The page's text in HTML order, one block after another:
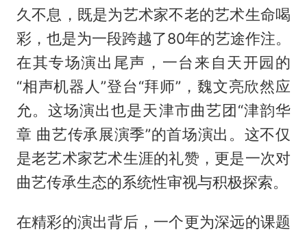
久不息，既是为艺术家不老的艺术生命喝
彩，也是为一段跨越了80年的艺途作注。
在其专场演出尾声，一台来自天开园的
“相声机器人”登台“拜师”，魏文亮欣然应
允。这场演出也是天津市曲艺团“津韵华
章 曲艺传承展演季”的首场演出。这不仅
是老艺术家艺术生涯的礼赞，更是一次对
曲艺传承生态的系统性审视与积极探索。
在精彩的演出背后，一个更为深远的课题